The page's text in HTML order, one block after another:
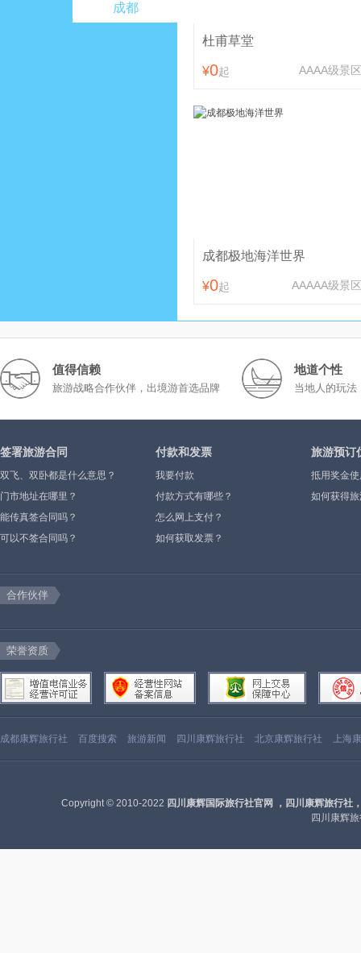
成都
杜甫草堂
AAAA级景区
¥0起
成都极地海洋世界
AAAAA级景区
¥0起
值得信赖
旅游战略合作伙伴，出境游首选品牌
地道个性
当地人的玩法
签署旅游合同
双飞、双卧都是什么意思？
门市地址在哪里？
能传真签合同吗？
可以不签合同吗？
付款和发票
我要付款
付款方式有哪些？
怎么网上支付？
如何获取发票？
旅游预订
抵用奖金
如何获得
合作伙伴
荣誉资质
成都康辉旅行社 百度搜索 旅游新闻 四川康辉旅行社 北京康辉旅行社 上海
Copyright © 2010-2022 四川康辉国际旅行社官网 ，四川康辉旅行社
四川康辉